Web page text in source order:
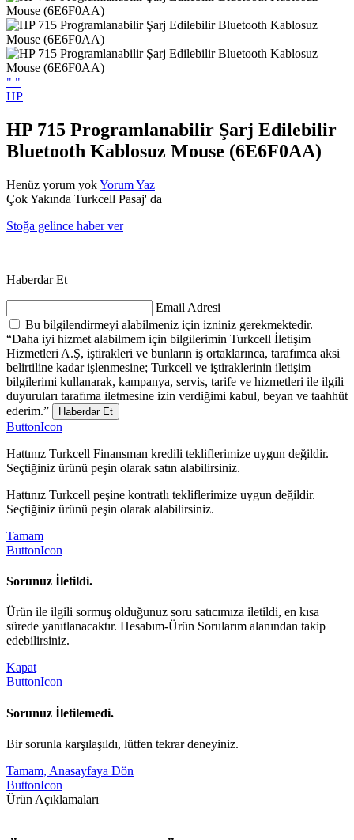
" "
HP
HP 715 Programlanabilir Şarj Edilebilir
Bluetooth Kablosuz Mouse (6E6F0AA)
Henüz yorum yokYorum Yaz
Çok Yakında Turkcell Pasaj' da
Stoğa gelince haber ver
Haberdar Et
Email Adresi
Bu bilgilendirmeyi alabilmeniz için izniniz gerekmektedir.
“Daha iyi hizmet alabilmem için bilgilerimin Turkcell İletişim
Hizmetleri A.Ş, iştirakleri ve bunların iş ortaklarınca, tarafımca aksi
belirtiline kadar işlenmesine; Turkcell ve iştiraklerinin iletişim
bilgilerimi kullanarak, kampanya, servis, tarife ve hizmetleri ile ilgili
duyuruları tarafıma iletmesine izin verdiğimi kabul, beyan ve taahhüt
ederim.”
Haberdar Et
ButtonIcon
Hattınız Turkcell Finansman kredili tekliflerimize uygun değildir.
Seçtiğiniz ürünü peşin olarak satın alabilirsiniz.
Hattınız Turkcell peşine kontratlı tekliflerimize uygun değildir.
Seçtiğiniz ürünü peşin olarak alabilirsiniz.
Tamam
ButtonIcon
Sorunuz İletildi.
Ürün ile ilgili sormuş olduğunuz soru satıcımıza iletildi, en kısa
sürede yanıtlanacaktır. Hesabım-Ürün Sorularım alanından takip
edebilirsiniz.
Kapat
ButtonIcon
Sorunuz İletilemedi.
Bir sorunla karşılaşıldı, lütfen tekrar deneyiniz.
Tamam, Anasayfaya Dön
ButtonIcon
Ürün Açıklamaları